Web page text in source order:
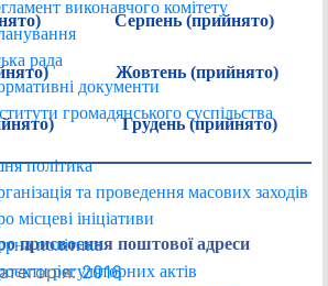
виконавчого комітету
рада
документи
громадянського суспільства
політика
та проведення масових заходів
місцеві ініціативи
політика
регуляторних актів
присвоєння поштової адреси
2016
Серпень (прийнято)
Жовтень (прийнято)
Грудень (прийнято)